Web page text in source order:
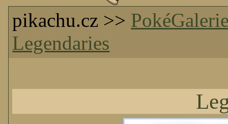
pikachu.cz >>
Legendaries